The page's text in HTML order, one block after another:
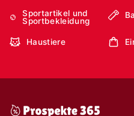
Sportartikel und
Sportbekleidung
Haustiere